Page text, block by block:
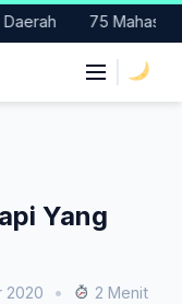
75 Mahasiswa
Yang
2020 •
2 Menit